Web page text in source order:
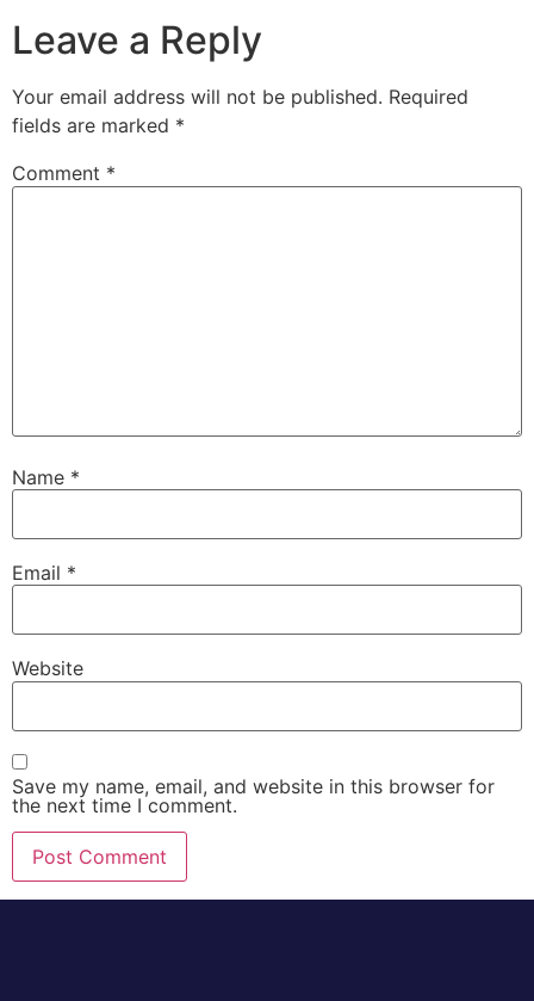
Leave a Reply
Your email address will not be published. Required
fields are marked *
Comment *
Name *
Email *
Website
Save my name, email, and website in this browser for
the next time I comment.